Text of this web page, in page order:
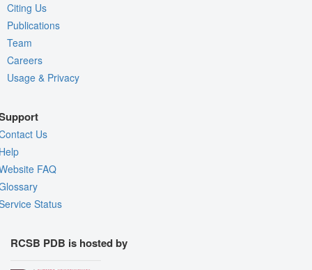
Export Models
Export Animation
Export Geometry
Citing Us
Publications
Team
Careers
Usage & Privacy
Us
FAQ
Status
RCSB PDB is hosted by